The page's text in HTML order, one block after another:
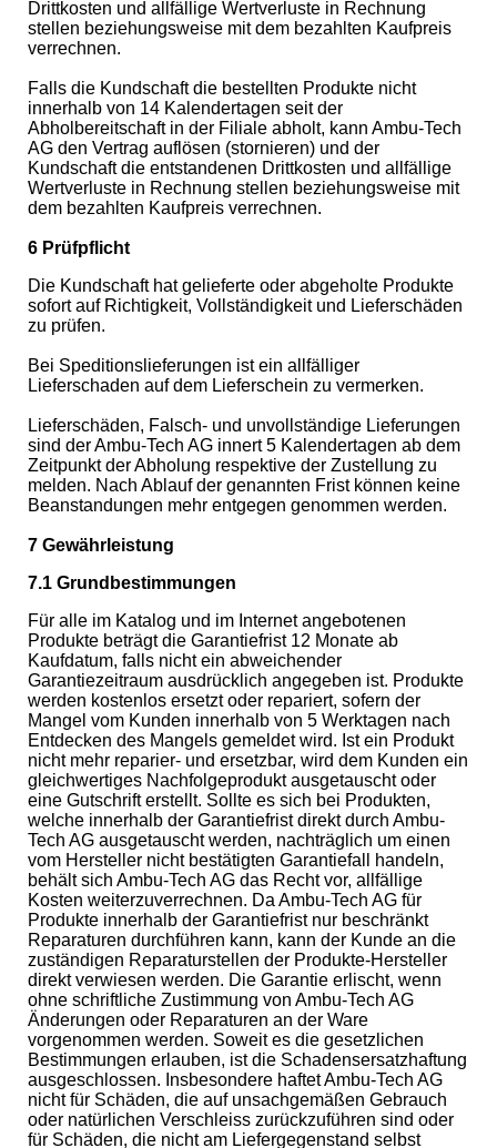
Drittkosten und allfällige Wertverluste in Rechnung
stellen beziehungsweise mit dem bezahlten Kaufpreis
verrechnen.
Falls die Kundschaft die bestellten Produkte nicht
innerhalb von 14 Kalendertagen seit der
Abholbereitschaft in der Filiale abholt, kann Ambu-Tech
AG den Vertrag auflösen (stornieren) und der
Kundschaft die entstandenen Drittkosten und allfällige
Wertverluste in Rechnung stellen beziehungsweise mit
dem bezahlten Kaufpreis verrechnen.
6 Prüfpflicht
Die Kundschaft hat gelieferte oder abgeholte Produkte
sofort auf Richtigkeit, Vollständigkeit und Lieferschäden
zu prüfen.
Bei Speditionslieferungen ist ein allfälliger
Lieferschaden auf dem Lieferschein zu vermerken.
Lieferschäden, Falsch- und unvollständige Lieferungen
sind der Ambu-Tech AG innert 5 Kalendertagen ab dem
Zeitpunkt der Abholung respektive der Zustellung zu
melden. Nach Ablauf der genannten Frist können keine
Beanstandungen mehr entgegen genommen werden.
7 Gewährleistung
7.1 Grundbestimmungen
Für alle im Katalog und im Internet angebotenen
Produkte beträgt die Garantiefrist 12 Monate ab
Kaufdatum, falls nicht ein abweichender
Garantiezeitraum ausdrücklich angegeben ist. Produkte
werden kostenlos ersetzt oder repariert, sofern der
Mangel vom Kunden innerhalb von 5 Werktagen nach
Entdecken des Mangels gemeldet wird. Ist ein Produkt
nicht mehr reparier- und ersetzbar, wird dem Kunden ein
gleichwertiges Nachfolgeprodukt ausgetauscht oder
eine Gutschrift erstellt. Sollte es sich bei Produkten,
welche innerhalb der Garantiefrist direkt durch Ambu-
Tech AG ausgetauscht werden, nachträglich um einen
vom Hersteller nicht bestätigten Garantiefall handeln,
behält sich Ambu-Tech AG das Recht vor, allfällige
Kosten weiterzuverrechnen. Da Ambu-Tech AG für
Produkte innerhalb der Garantiefrist nur beschränkt
Reparaturen durchführen kann, kann der Kunde an die
zuständigen Reparaturstellen der Produkte-Hersteller
direkt verwiesen werden. Die Garantie erlischt, wenn
ohne schriftliche Zustimmung von Ambu-Tech AG
Änderungen oder Reparaturen an der Ware
vorgenommen werden. Soweit es die gesetzlichen
Bestimmungen erlauben, ist die Schadensersatzhaftung
ausgeschlossen. Insbesondere haftet Ambu-Tech AG
nicht für Schäden, die auf unsachgemäßen Gebrauch
oder natürlichen Verschleiss zurückzuführen sind oder
für Schäden, die nicht am Liefergegenstand selbst